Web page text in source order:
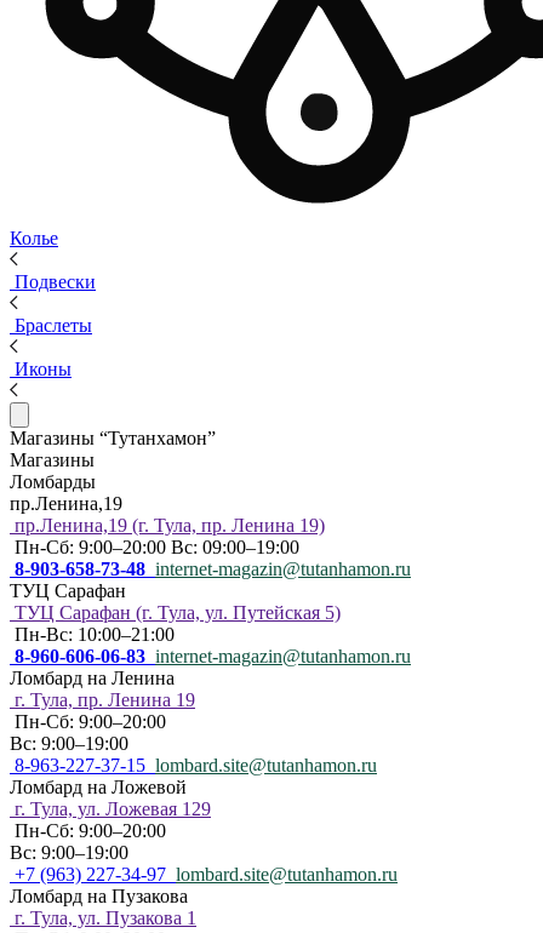
Колье
Подвески
Браслеты
Иконы
Магазины “Тутанхамон”
Магазины
Ломбарды
пр.Ленина,19
пр.Ленина,19 (г. Тула, пр. Ленина 19)
Пн-Сб: 9:00–20:00 Вс: 09:00–19:00
8-903-658-73-48 internet-magazin@tutanhamon.ru
ТУЦ Сарафан
ТУЦ Сарафан (г. Тула, ул. Путейская 5)
Пн-Вс: 10:00–21:00
8-960-606-06-83 internet-magazin@tutanhamon.ru
Ломбард на Ленина
г. Тула, пр. Ленина 19
Пн-Сб: 9:00–20:00
Вс: 9:00–19:00
8-963-227-37-15 lombard.site@tutanhamon.ru
Ломбард на Ложевой
г. Тула, ул. Ложевая 129
Пн-Сб: 9:00–20:00
Вс: 9:00–19:00
+7 (963) 227-34-97 lombard.site@tutanhamon.ru
Ломбард на Пузакова
г. Тула, ул. Пузакова 1